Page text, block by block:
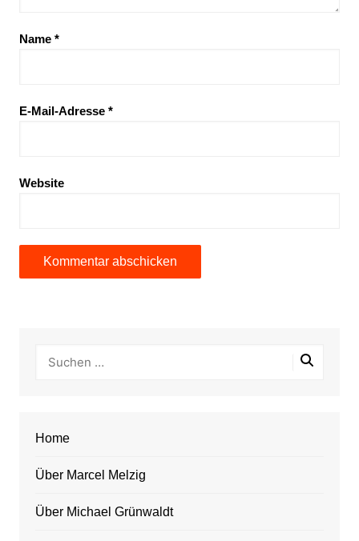
Name *
E-Mail-Adresse *
Website
Home
Über Marcel Melzig
Über Michael Grünwaldt